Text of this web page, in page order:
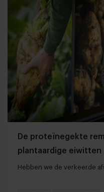
De proteïnegekte
plantaardige eiwitten
Hebben we de verkeerde